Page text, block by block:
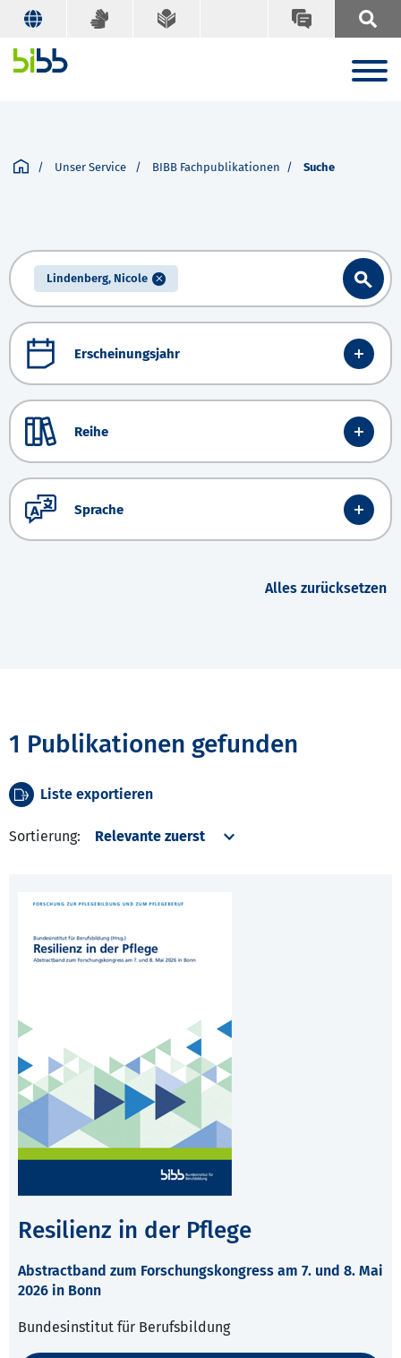
Unser Service BIBB Fachpublikationen Suche
Lindenberg, Nicole
Erscheinungsjahr
Reihe
Sprache
Alles zurücksetzen
1 Publikationen gefunden
Liste exportieren
Sortierung:
Resilienz in der Pflege
Abstractband zum Forschungskongress am 7. und 8. Mai
2026 in Bonn
Bundesinstitut für Berufsbildung